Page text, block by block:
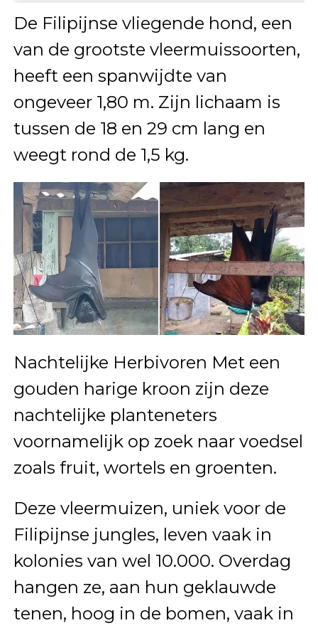
De Filipijnse vliegende hond, een
van de grootste vleermuissoorten,
heeft een spanwijdte van
ongeveer 1,80 m. Zijn lichaam is
tussen de 18 en 29 cm lang en
weegt rond de 1,5 kg.
Nachtelijke Herbivoren Met een
gouden harige kroon zijn deze
nachtelijke planteneters
voornamelijk op zoek naar voedsel
zoals fruit, wortels en groenten.
Deze vleermuizen, uniek voor de
Filipijnse jungles, leven vaak in
kolonies van wel 10.000. Overdag
hangen ze, aan hun geklauwde
tenen, hoog in de bomen, vaak in